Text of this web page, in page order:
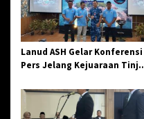
p
o
s
Lanud ASH Gelar Konferensi
Pers Jelang Kejuaraan Tinju
2026